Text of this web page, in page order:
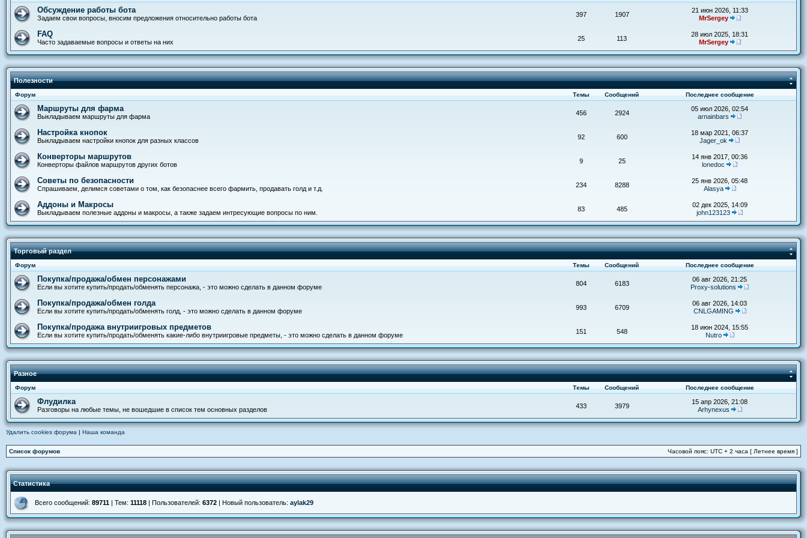
Обсуждение работы бота
Задаем свои вопросы, вносим предложения относительно работы бота 397 1907
21 июн 2026, 11:33
MrSergey
FAQ
Часто задаваемые вопросы и ответы на них 25 113
28 июл 2025, 18:31
MrSergey
Полезности
Форум Темы Сообщений Последнее сообщение
Маршруты для фарма
Выкладываем маршруты для фарма 456 2924
05 июл 2026, 02:54
arnainbars
Настройка кнопок
Выкладываем настройки кнопок для разных классов 92 600
18 мар 2021, 06:37
Jager_ok
Конверторы маршрутов
Конверторы файлов маршрутов других ботов 9 25
14 янв 2017, 00:36
lonedoc
Советы по безопасности
Спрашиваем, делимся советами о том, как безопаснее всего фармить, продавать голд и т.д. 234 8288
25 янв 2026, 05:48
Alasya
Аддоны и Макросы
Выкладываем полезные аддоны и макросы, а также задаем интресующие вопросы по ним. 83 485
02 дек 2025, 14:09
john123123
Торговый раздел
Форум Темы Сообщений Последнее сообщение
Покупка/продажа/обмен персонажами
Если вы хотите купить/продать/обменять персонажа, - это можно сделать в данном форуме 804 6183
06 авг 2026, 21:25
Proxy-solutions
Покупка/продажа/обмен голда
Если вы хотите купить/продать/обменять голд, - это можно сделать в данном форуме 993 6709
06 авг 2026, 14:03
CNLGAMING
Покупка/продажа внутриигровых предметов
Если вы хотите купить/продать/обменять какие-либо внутриигровые предметы, - это можно сделать в данном форуме 151 548
18 июн 2024, 15:55
Nutro
Разное
Форум Темы Сообщений Последнее сообщение
Флудилка
Разговоры на любые темы, не вошедшие в список тем основных разделов 433 3979
15 апр 2026, 21:08
Arhynexus
Удалить cookies форума | Наша команда
Список форумов Часовой пояс: UTC + 2 часа [ Летнее время ]
Статистика
Всего сообщений: 89711 | Тем: 11118 | Пользователей: 6372 | Новый пользователь: aylak29